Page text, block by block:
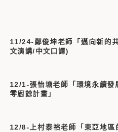
11/24-鄭俊坤老師「邁向新的
文演講/中文口譯)
12/1-張怡塘老師「環境永續發
零廚餘計畫」
12/8-上村泰裕老師「東亞地